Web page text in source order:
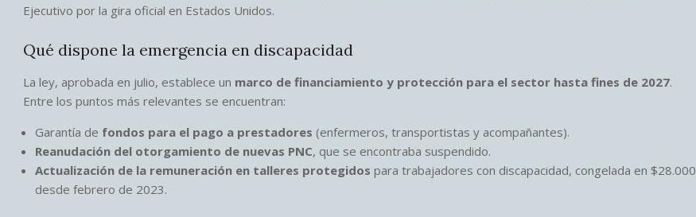
Ejecutivo por la gira oficial en Estados Unidos.
Qué dispone la emergencia en discapacidad
La ley, aprobada en julio, establece un marco de financiamiento y protección para el sector hasta fines de 2027.
Entre los puntos más relevantes se encuentran:
Garantía de fondos para el pago a prestadores (enfermeros, transportistas y acompañantes).
Reanudación del otorgamiento de nuevas PNC, que se encontraba suspendido.
Actualización de la remuneración en talleres protegidos para trabajadores con discapacidad, congelada en $28.000
desde febrero de 2023.